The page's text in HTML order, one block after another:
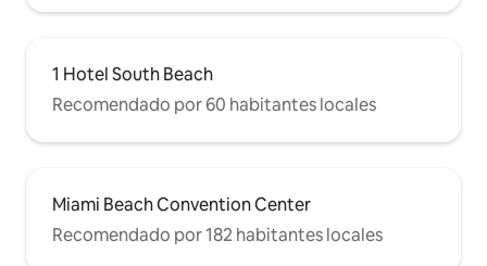
1 Hotel South Beach
Recomendado por 60 habitantes locales
Miami Beach Convention Center
Recomendado por 182 habitantes locales